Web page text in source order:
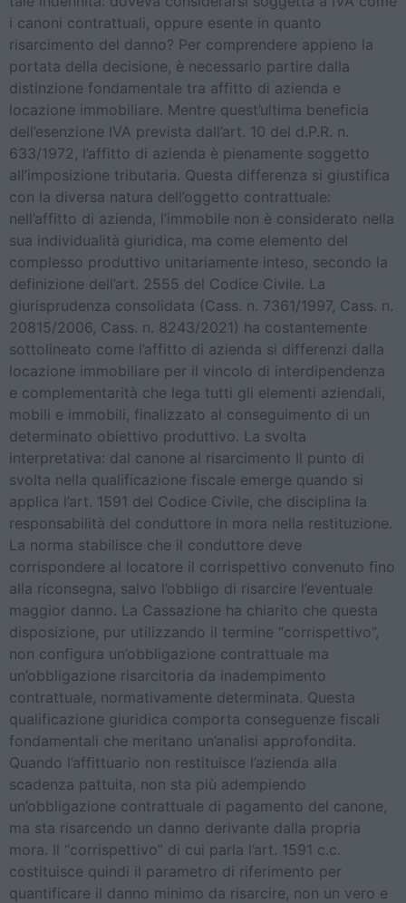
i canoni contrattuali, oppure esente in quanto
risarcimento del danno? Per comprendere appieno la
portata della decisione, è necessario partire dalla
distinzione fondamentale tra affitto di azienda e
locazione immobiliare. Mentre quest’ultima beneficia
dell’esenzione IVA prevista dall’art. 10 del d.P.R. n.
633/1972, l’affitto di azienda è pienamente soggetto
all’imposizione tributaria. Questa differenza si giustifica
con la diversa natura dell’oggetto contrattuale:
nell’affitto di azienda, l’immobile non è considerato nella
sua individualità giuridica, ma come elemento del
complesso produttivo unitariamente inteso, secondo la
definizione dell’art. 2555 del Codice Civile. La
giurisprudenza consolidata (Cass. n. 7361/1997, Cass. n.
20815/2006, Cass. n. 8243/2021) ha costantemente
sottolineato come l’affitto di azienda si differenzi dalla
locazione immobiliare per il vincolo di interdipendenza
e complementarità che lega tutti gli elementi aziendali,
mobili e immobili, finalizzato al conseguimento di un
determinato obiettivo produttivo. La svolta
interpretativa: dal canone al risarcimento Il punto di
svolta nella qualificazione fiscale emerge quando si
applica l’art. 1591 del Codice Civile, che disciplina la
responsabilità del conduttore in mora nella restituzione.
La norma stabilisce che il conduttore deve
corrispondere al locatore il corrispettivo convenuto fino
alla riconsegna, salvo l’obbligo di risarcire l’eventuale
maggior danno. La Cassazione ha chiarito che questa
disposizione, pur utilizzando il termine “corrispettivo”,
non configura un’obbligazione contrattuale ma
un’obbligazione risarcitoria da inadempimento
contrattuale, normativamente determinata. Questa
qualificazione giuridica comporta conseguenze fiscali
fondamentali che meritano un’analisi approfondita.
Quando l’affittuario non restituisce l’azienda alla
scadenza pattuita, non sta più adempiendo
un’obbligazione contrattuale di pagamento del canone,
ma sta risarcendo un danno derivante dalla propria
mora. Il “corrispettivo” di cui parla l’art. 1591 c.c.
costituisce quindi il parametro di riferimento per
quantificare il danno minimo da risarcire, non un vero e